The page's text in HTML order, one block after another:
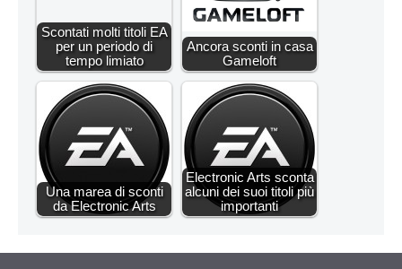
Scontati molti titoli EA
per un periodo di
tempo limiato
Ancora sconti in casa
Gameloft
Una marea di sconti
da Electronic Arts
Electronic Arts sconta
alcuni dei suoi titoli più
importanti